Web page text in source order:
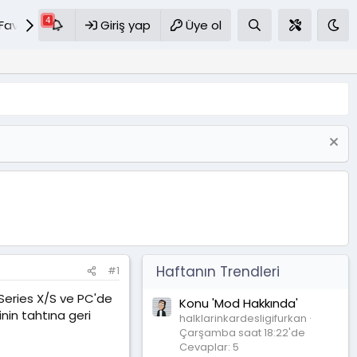
S.S.S
Giriş yap Üye ol
#1
X/S ve PC'de
tahtına geri
Haftanın Trendleri
Konu 'Mod Hakkında'
halklarinkardesligifurkan
Çarşamba saat 18:22'de
Cevaplar: 5